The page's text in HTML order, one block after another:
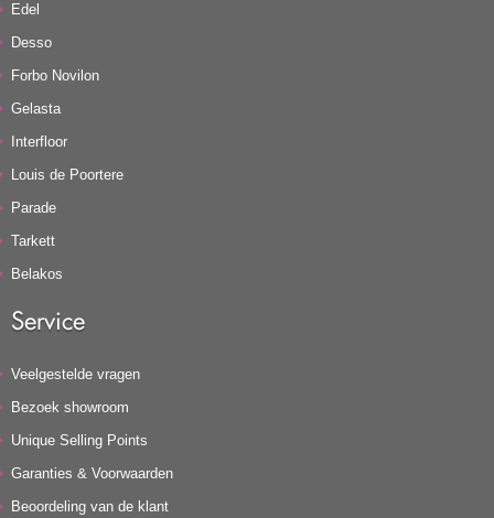
Edel
Desso
Forbo Novilon
Gelasta
Interfloor
Louis de Poortere
Parade
Tarkett
Belakos
Service
Veelgestelde vragen
Bezoek showroom
Unique Selling Points
Garanties & Voorwaarden
Beoordeling van de klant